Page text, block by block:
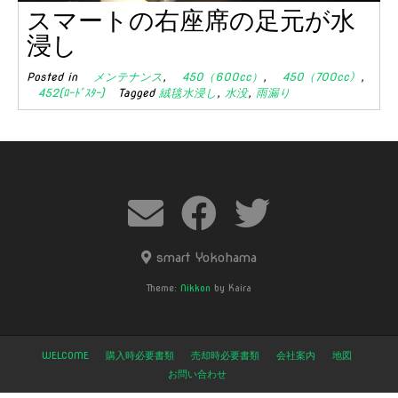
スマートの右座席の足元が水
浸し
Posted in メンテナンス, 450（600cc） , 450（700cc） ,
452(ﾛｰﾄﾞｽﾀｰ)
Tagged 絨毯水浸し , 水没, 雨漏り
smart Yokohama
Theme: Nikkon by Kaira
WELCOME 購入時必要書類 売却時必要書類 会社案内
地図
お問い合わせ